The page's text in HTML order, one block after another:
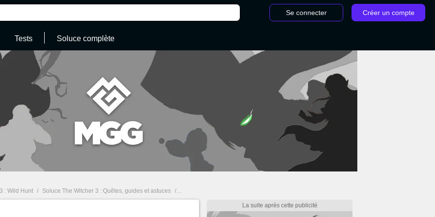
Se connecter Créer un compte
Tests Soluce complète
: Wild Hunt / Soluce The Witcher 3 : Quêtes, guides et astuces / Ce mini jeu très populaire sera de retour dans Witcher 3 Songs of the Past : du contenu pour le